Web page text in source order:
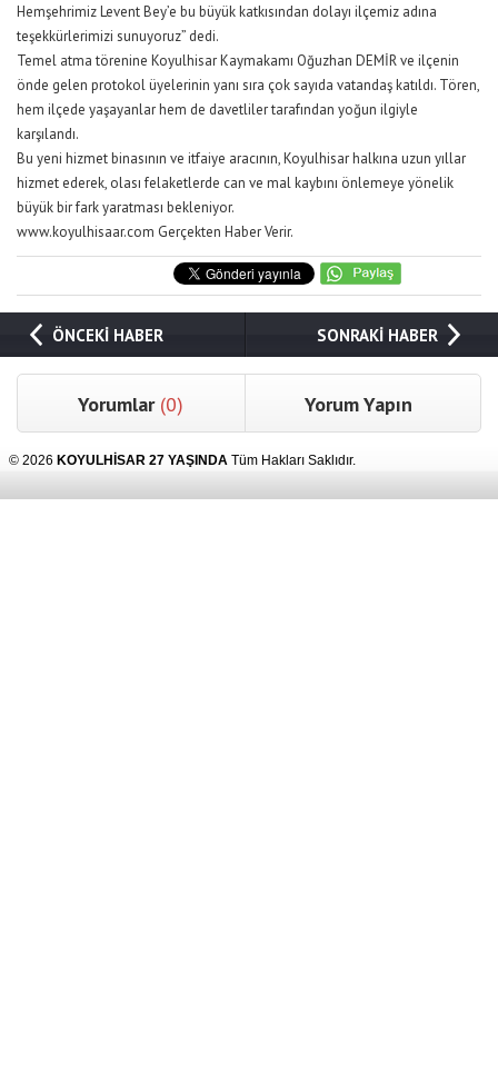
Hemşehrimiz Levent Bey’e bu büyük katkısından dolayı ilçemiz adına
teşekkürlerimizi sunuyoruz” dedi.
Temel atma törenine Koyulhisar Kaymakamı Oğuzhan DEMİR ve ilçenin
önde gelen protokol üyelerinin yanı sıra çok sayıda vatandaş katıldı. Tören,
hem ilçede yaşayanlar hem de davetliler tarafından yoğun ilgiyle
karşılandı.
Bu yeni hizmet binasının ve itfaiye aracının, Koyulhisar halkına uzun yıllar
hizmet ederek, olası felaketlerde can ve mal kaybını önlemeye yönelik
büyük bir fark yaratması bekleniyor.
www.koyulhisaar.com Gerçekten Haber Verir.
ÖNCEKİ HABER SONRAKİ HABER
Yorumlar (0) Yorum Yapın
© 2026 KOYULHİSAR 27 YAŞINDA Tüm Hakları Saklıdır.